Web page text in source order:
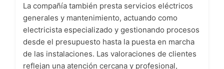
La compañía también presta servicios eléctricos
generales y mantenimiento, actuando como
electricista especializado y gestionando procesos
desde el presupuesto hasta la puesta en marcha
de las instalaciones. Las valoraciones de clientes
reflejan una atención cercana y profesional,